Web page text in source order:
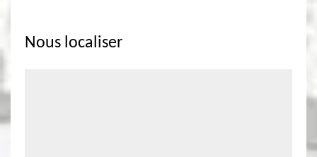
Nous localiser